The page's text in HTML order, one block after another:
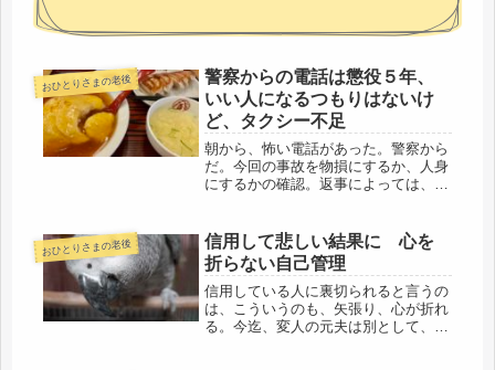
おひとりさまの老後
警察からの電話は懲役５年、
いい人になるつもりはないけ
ど、タクシー不足
朝から、怖い電話があった。警察から
だ。今回の事故を物損にするか、人身
にするかの確認。返事によっては、加
日して、ちょっとした気の緩みから起
こった事故。自国には、子どもと奥
さ...
おひとりさまの老後
信用して悲しい結果に 心を
折らない自己管理
信用している人に裏切られると言うの
は、こういうのも、矢張り、心が折れ
る。今迄、変人の元夫は別として、他